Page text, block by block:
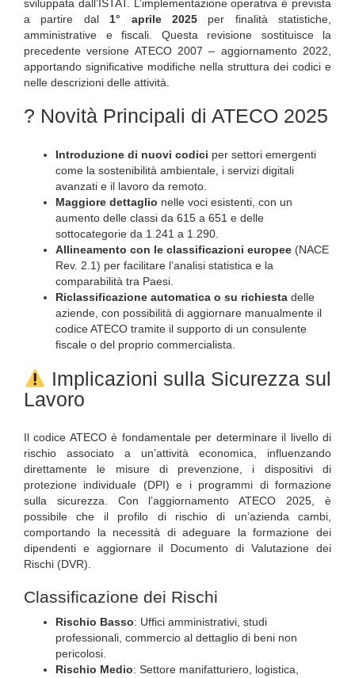
sviluppata dall’ISTAT. L’implementazione operativa è prevista
a partire dal1° aprile 2025per finalità statistiche,
amministrative e fiscali. Questa revisione sostituisce la
precedente versione ATECO 2007 – aggiornamento 2022,
apportando significative modifiche nella struttura dei codici e
nelle descrizioni delle attività.
? Novità Principali di ATECO 2025
Introduzione di nuovi codici per settori emergenti
come la sostenibilità ambientale, i servizi digitali
avanzati e il lavoro da remoto.
Maggiore dettaglio nelle voci esistenti, con un
aumento delle classi da 615 a 651 e delle
sottocategorie da 1.241 a 1.290.
Allineamento con le classificazioni europee (NACE
Rev. 2.1) per facilitare l’analisi statistica e la
comparabilità tra Paesi.
Riclassificazione automatica o su richiesta delle
aziende, con possibilità di aggiornare manualmente il
codice ATECO tramite il supporto di un consulente
fiscale o del proprio commercialista.
Implicazioni sulla Sicurezza sul
Lavoro
Il codice ATECO è fondamentale per determinare il livello di
rischio associato a un’attività economica, influenzando
direttamente le misure di prevenzione, i dispositivi di
protezione individuale (DPI) e i programmi di formazione
sulla sicurezza. Con l’aggiornamento ATECO 2025, è
possibile che il profilo di rischio di un’azienda cambi,
comportando la necessità di adeguare la formazione dei
dipendenti e aggiornare il Documento di Valutazione dei
Rischi (DVR).
Classificazione dei Rischi
Rischio Basso: Uffici amministrativi, studi
professionali, commercio al dettaglio di beni non
pericolosi.
Rischio Medio: Settore manifatturiero, logistica,